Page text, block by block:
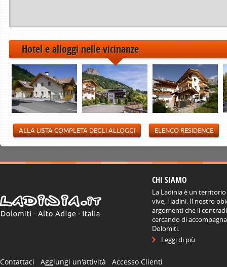
Hotel e alloggi nelle vicinanze
ALLA LISTA COMPLETA DEGLI ALLOGGI ELENCO RESIDENCE
CHI SIAMO
La Ladinia è un
vive, i ladini. Il nostro
argomenti che li
cercando di
Dolomiti.
Leggi di più
Contattaci Aggiungi un'attività Accesso Clienti